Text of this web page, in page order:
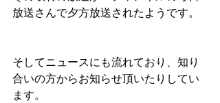
放送さんで夕方放送されたようです。
そしてニュースにも流れており、知り
合いの方からお知らせ頂いたりしてい
ます。